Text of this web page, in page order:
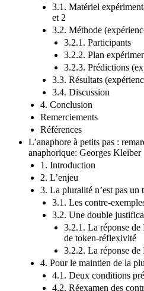
3.1. Matériel
et 2
3.2. Méthode
3.2.1. Participants
3.2.2. Plan
3.2.3. Prédictions
3.3. Résultats
3.4. Discussion
4. Conclusion
Remerciements
Références
L’anaphore à petits pas :
anaphorique: Georges Kleiber
1. Introduction
2. L’enjeu
3. La pluralité n’est pas un
3.1. Les contre-
3.2. Une double
3.2.1. La réponse
de token-réflexivité
3.2.2. La réponse
4. Pour le maintien de la
4.1. Deux conditions
4.2. Réexamen des